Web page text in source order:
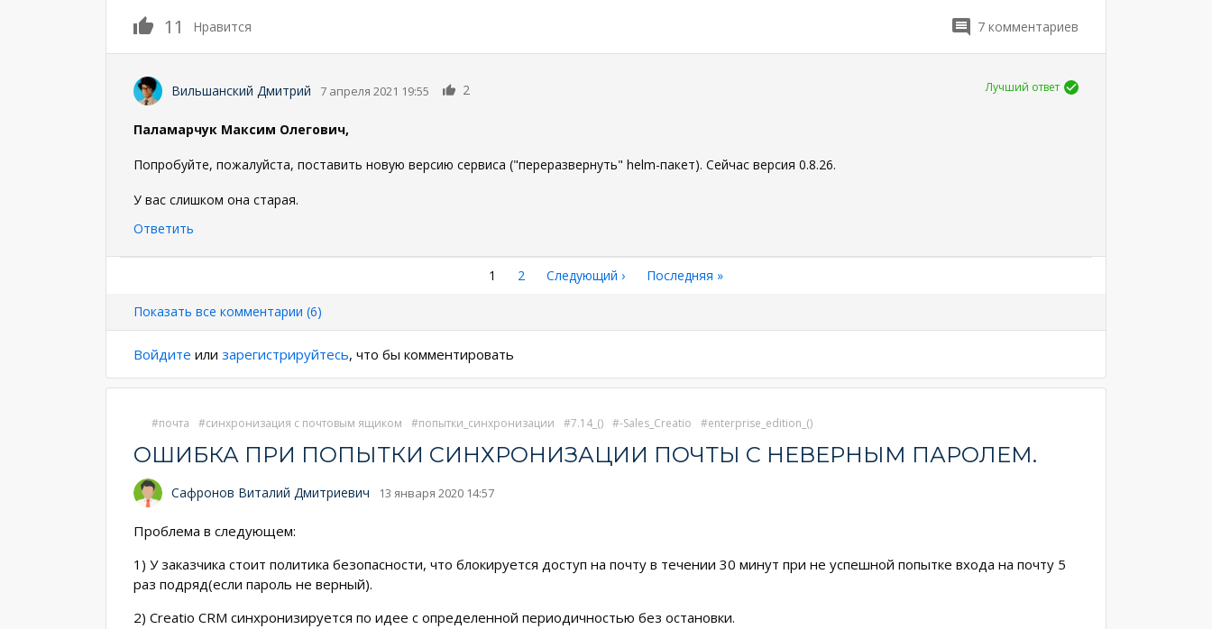
11 Нравится 7 комментариев
Лучший ответ
Вильшанский Дмитрий 7 апреля 2021 19:55 2
Паламарчук Максим Олегович,
Попробуйте, пожалуйста, поставить новую версию сервиса ("переразвернуть" helm-пакет). Сейчас версия 0.8.26.
У вас слишком она старая.
Ответить
страниц
Текущая
1 Страница
2
Следующая
Следующий ›
Последняя
Последняя »
Показать все комментарии (6)
Войдите или зарегистрируйтесь, что бы комментировать
почта синхронизация с почтовым ящиком попытки_синхронизации 7.14_() -Sales_Creatio enterprise_edition_()
ОШИБКА ПРИ ПОПЫТКИ СИНХРОНИЗАЦИИ ПОЧТЫ С НЕВЕРНЫМ ПАРОЛЕМ.
Сафронов Виталий Дмитриевич 13 января 2020 14:57
Проблема в следующем:
1) У заказчика стоит политика безопасности, что блокируется доступ на почту в течении 30 минут при не успешной попытке входа на почту 5
раз подряд(если пароль не верный).
2) Creatio CRM синхронизируется по идее с определенной периодичностью без остановки.